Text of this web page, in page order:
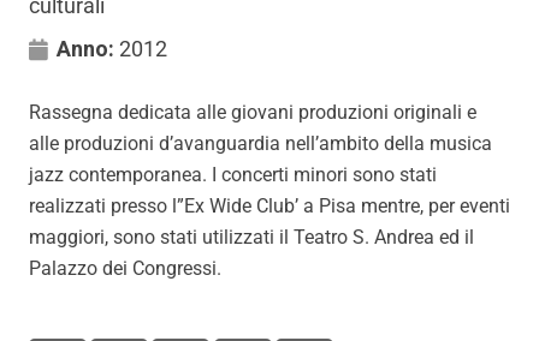
culturali
Anno: 2012
Rassegna dedicata alle giovani produzioni originali e
alle produzioni d’avanguardia nell’ambito della musica
jazz contemporanea. I concerti minori sono stati
realizzati presso l”Ex Wide Club’ a Pisa mentre, per eventi
maggiori, sono stati utilizzati il Teatro S. Andrea ed il
Palazzo dei Congressi.